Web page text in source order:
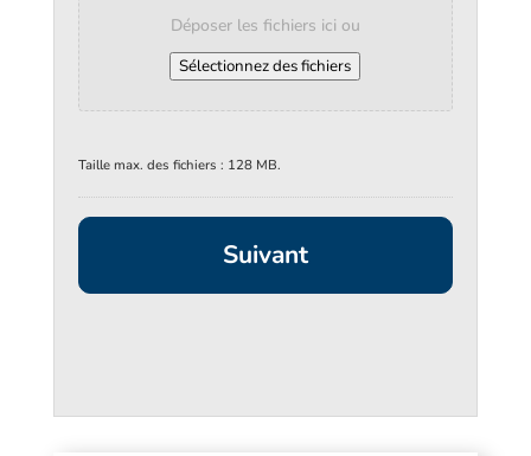
Déposer les fichiers ici ou
Sélectionnez des fichiers
Taille max. des fichiers : 128 MB.